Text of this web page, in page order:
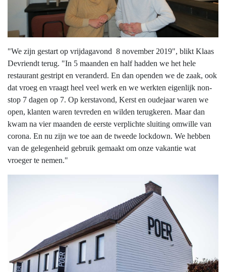
"We zijn gestart op vrijdagavond 8 november 2019", blikt Klaas
Devriendt terug. "In 5 maanden en half hadden we het hele
restaurant gestript en veranderd. En dan openden we de zaak, ook
dat vroeg en vraagt heel veel werk en we werkten eigenlijk non-
stop 7 dagen op 7. Op kerstavond, Kerst en oudejaar waren we
open, klanten waren tevreden en wilden terugkeren. Maar dan
kwam na vier maanden de eerste verplichte sluiting omwille van
corona. En nu zijn we toe aan de tweede lockdown. We hebben
van de gelegenheid gebruik gemaakt om onze vakantie wat
vroeger te nemen."